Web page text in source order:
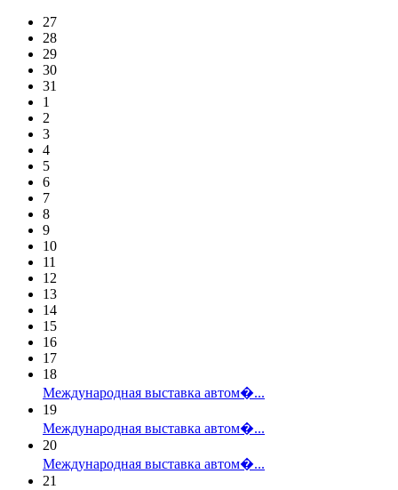
27
28
29
30
31
1
2
3
4
5
6
7
8
9
10
11
12
13
14
15
16
17
18
Международная выставка автом�...
19
Международная выставка автом�...
20
Международная выставка автом�...
21